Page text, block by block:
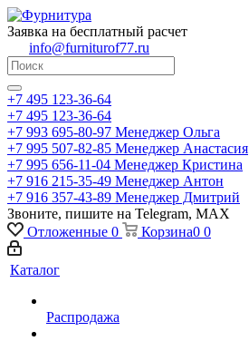
Заявка на бесплатный расчет
info@furniturof77.ru
+7 495 123-36-64
+7 495 123-36-64
+7 993 695-80-97 Менеджер Ольга
+7 995 507-82-85 Менеджер Анастасия
+7 995 656-11-04 Менеджер Кристина
+7 916 215-35-49 Менеджер Антон
+7 916 357-43-89 Менеджер Дмитрий
Звоните, пишите на Telegram, MAX
Отложенные 0 Корзина0 0
Каталог
Распродажа